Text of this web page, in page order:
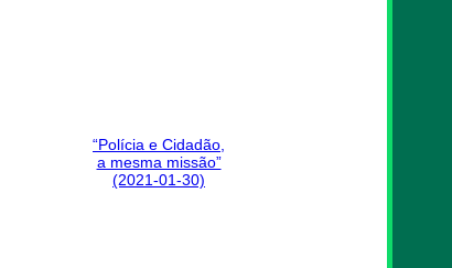
“Polícia e Cidadão,
a mesma missão”
(2021-01-30)